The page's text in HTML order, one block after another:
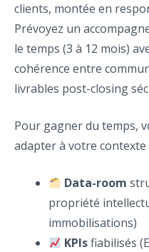
clients, montée en
Prévoyez un
le temps (3 à 12 mois)
cohérence entre
livrables post-closing
Pour gagner du temps,
adapter à votre contexte
Data-room
propriété
immobilisations)
KPIsfiabilisés